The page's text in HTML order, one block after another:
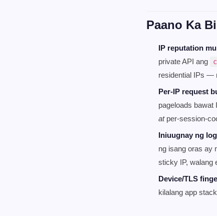
Paano Ka
IP reputation
private API ang
residential IPs —
Per-IP request
pageloads bawat
atper-session-
Iniuugnay ng
ng isang oras ay
sticky IP, walang
Device/TLS
kilalang app